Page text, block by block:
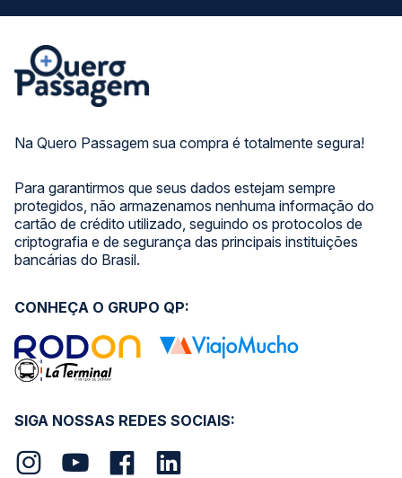
Na Quero Passagem sua compra é totalmente segura!
Para garantirmos que seus dados estejam sempre
protegidos, não armazenamos nenhuma informação do
cartão de crédito utilizado, seguindo os protocolos de
criptografia e de segurança das principais instituições
bancárias do Brasil.
SIGA NOSSAS REDES SOCIAIS:
CONHEÇA O GRUPO QP: